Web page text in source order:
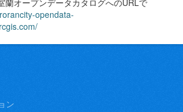
蘭オープンデータカタログへのURLで
opendata-
ン